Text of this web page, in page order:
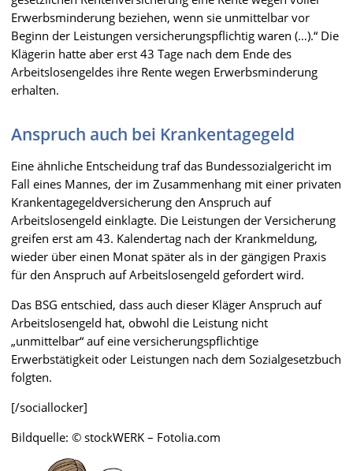
Erwerbsminderung beziehen, wenn sie unmittelbar vor
Beginn der Leistungen versicherungspflichtig waren (…).“ Die
Klägerin hatte aber erst 43 Tage nach dem Ende des
Arbeitslosengeldes ihre Rente wegen Erwerbsminderung
erhalten.
Anspruch auch bei Krankentagegeld
Eine ähnliche Entscheidung traf das Bundessozialgericht im
Fall eines Mannes, der im Zusammenhang mit einer privaten
Krankentagegeldversicherung den Anspruch auf
Arbeitslosengeld einklagte. Die Leistungen der Versicherung
greifen erst am 43. Kalendertag nach der Krankmeldung,
wieder über einen Monat später als in der gängigen Praxis
für den Anspruch auf Arbeitslosengeld gefordert wird.
Das BSG entschied, dass auch dieser Kläger Anspruch auf
Arbeitslosengeld hat, obwohl die Leistung nicht
„unmittelbar“ auf eine versicherungspflichtige
Erwerbstätigkeit oder Leistungen nach dem Sozialgesetzbuch
folgten.
[/sociallocker]
Bildquelle: © stockWERK – Fotolia.com